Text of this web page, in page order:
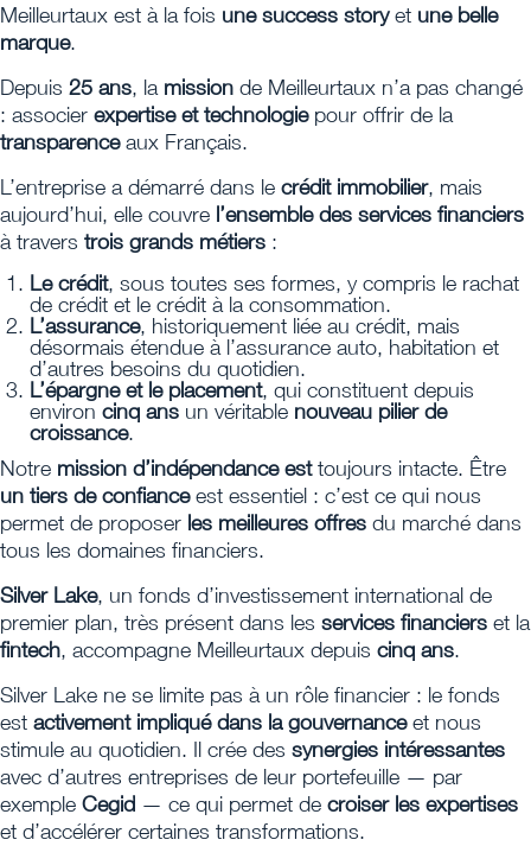
Meilleurtaux est à la fois une success storyet une belle
marque.
Depuis 25 ans, la mission de Meilleurtaux n’a pas changé
: associer expertise et technologiepour offrir de la
transparenceaux Français.
L’entreprise a démarré dans le crédit immobilier, mais
aujourd’hui, elle couvre l’ensemble des services financiers
à travers trois grands métiers :
Le crédit, sous toutes ses formes, y compris le rachat
de crédit et le crédit à la consommation.
L’assurance, historiquement liée au crédit, mais
désormais étendue à l’assurance auto, habitation et
d’autres besoins du quotidien.
L’épargne et le placement, qui constituent depuis
environ cinq ans un véritable nouveau pilier de
croissance.
Notre mission d’indépendance esttoujours intacte. Être
un tiers de confianceest essentiel : c’est ce qui nous
permet de proposer les meilleures offres du marché dans
tous les domaines financiers.
Silver Lake, un fonds d’investissement international de
premier plan, très présent dans les services financiers et la
fintech, accompagne Meilleurtaux depuis cinq ans.
Silver Lake ne se limite pas à un rôle financier : le fonds
est activement impliqué dans la gouvernanceet nous
stimule au quotidien. Il crée des synergies intéressantes
avec d’autres entreprises de leur portefeuille — par
exemple Cegid — ce qui permet de croiser les expertises
et d’accélérer certaines transformations.